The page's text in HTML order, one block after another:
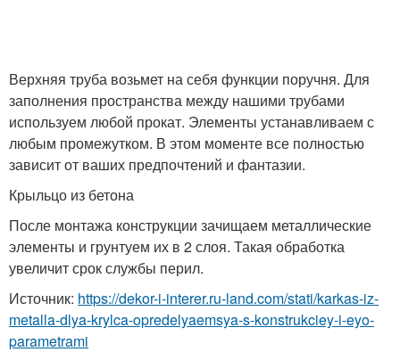
Верхняя труба возьмет на себя функции поручня. Для
заполнения пространства между нашими трубами
используем любой прокат. Элементы устанавливаем с
любым промежутком. В этом моменте все полностью
зависит от ваших предпочтений и фантазии.
Крыльцо из бетона
После монтажа конструкции зачищаем металлические
элементы и грунтуем их в 2 слоя. Такая обработка
увеличит срок службы перил.
Источник: https://dekor-i-interer.ru-land.com/stati/karkas-iz-
metalla-dlya-krylca-opredelyaemsya-s-konstrukciey-i-eyo-
parametrami